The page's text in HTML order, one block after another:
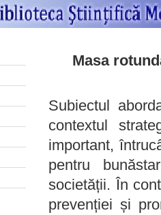
Masa
Subiectul
contextul
important,
pentru
societății. În
prevenției și